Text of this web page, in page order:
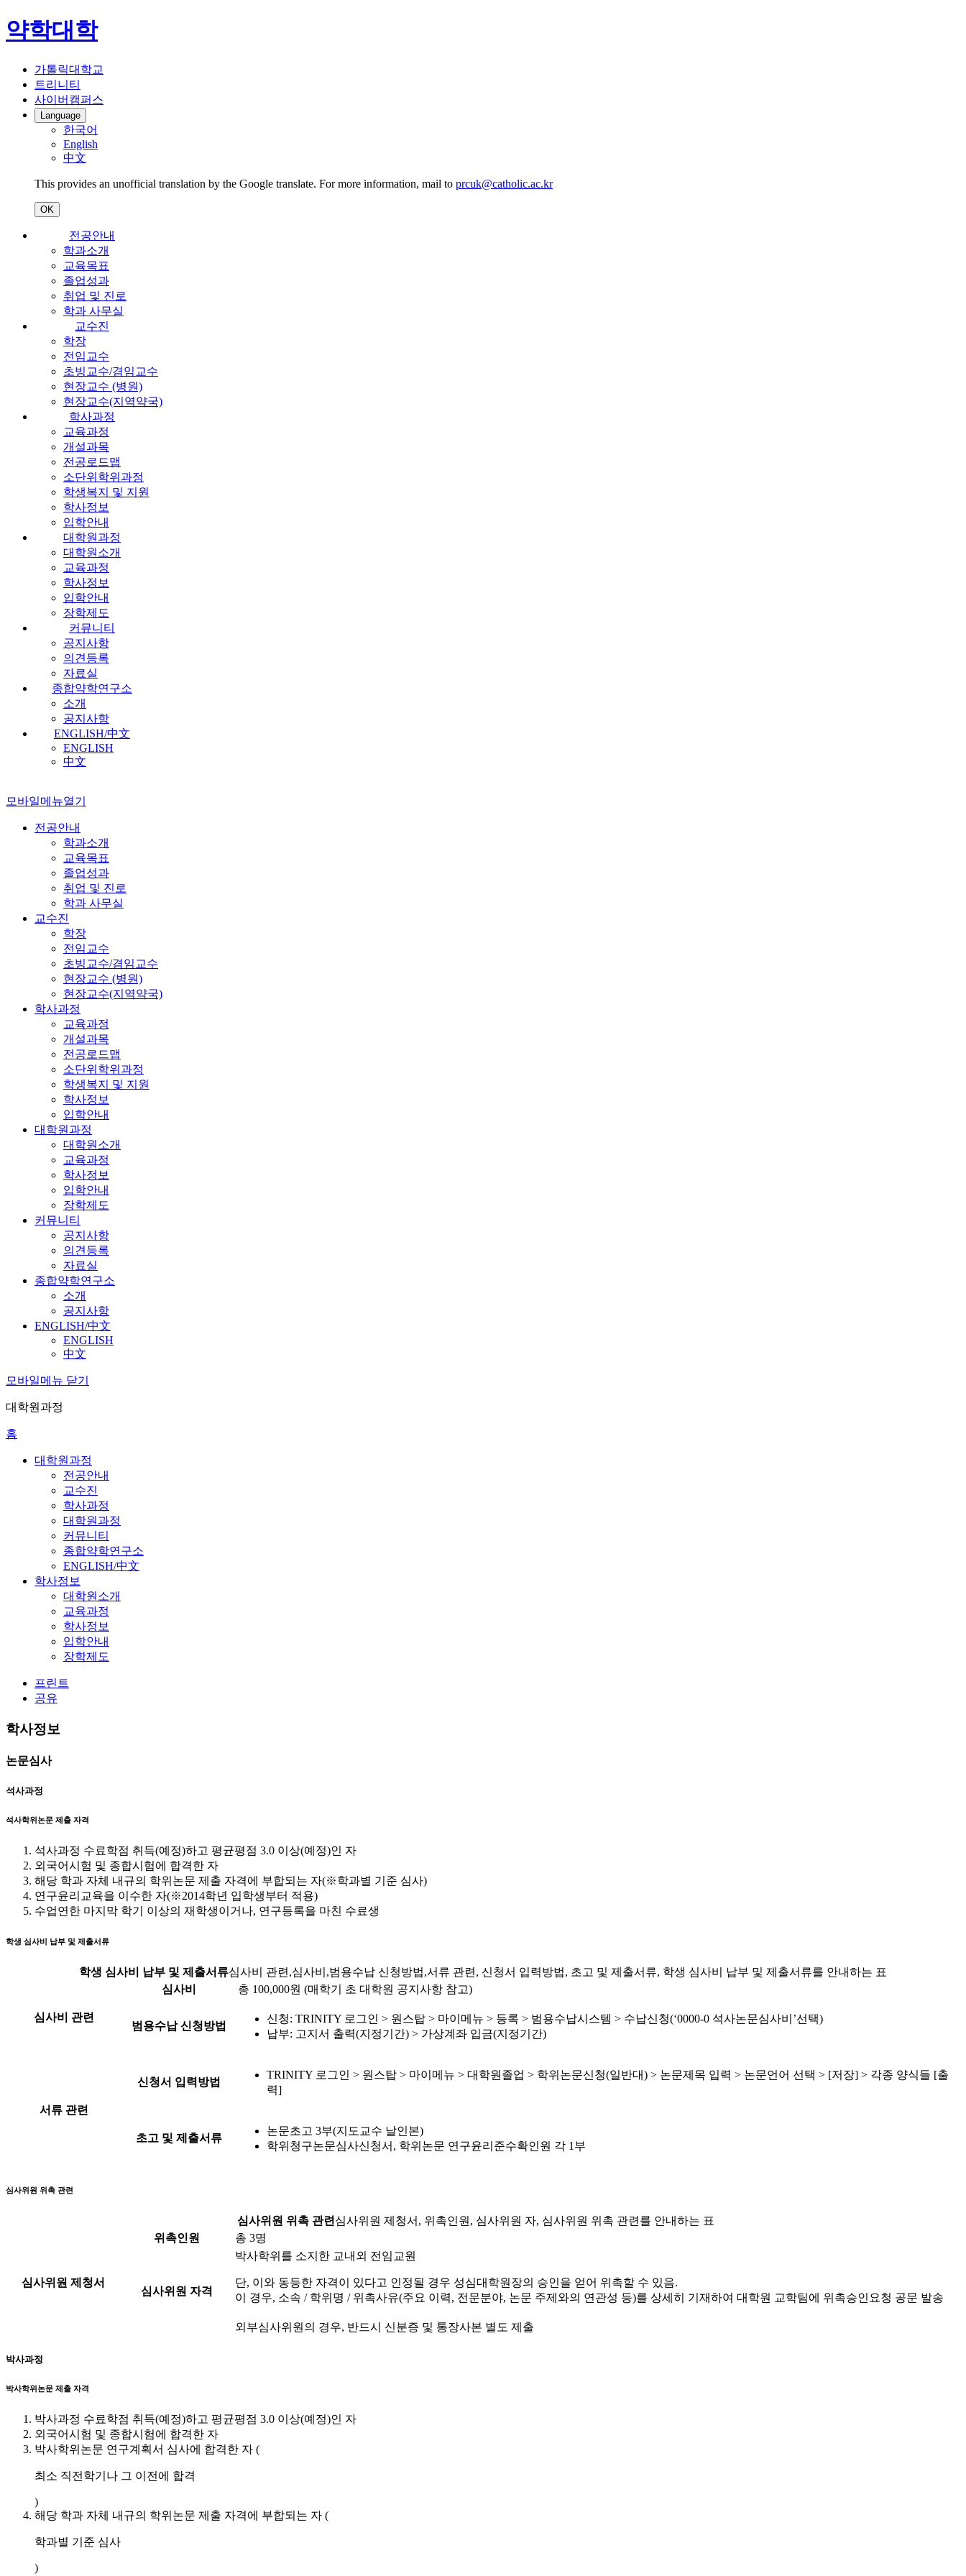
약학대학
가톨릭대학교
트리니티
사이버캠퍼스
Language
한국어
English
中文
This provides an unofficial translation by the Google translate. For more information, mail to prcuk@catholic.ac.kr
OK
전공안내
학과소개
교육목표
졸업성과
취업 및 진로
학과 사무실
교수진
학장
전임교수
초빙교수/겸임교수
현장교수 (병원)
현장교수(지역약국)
학사과정
교육과정
개설과목
전공로드맵
소단위학위과정
학생복지 및 지원
학사정보
입학안내
대학원과정
대학원소개
교육과정
학사정보
입학안내
장학제도
커뮤니티
공지사항
의견등록
자료실
종합약학연구소
소개
공지사항
ENGLISH/中文
ENGLISH
中文
모바일메뉴열기
전공안내
학과소개
교육목표
졸업성과
취업 및 진로
학과 사무실
교수진
학장
전임교수
초빙교수/겸임교수
현장교수 (병원)
현장교수(지역약국)
학사과정
교육과정
개설과목
전공로드맵
소단위학위과정
학생복지 및 지원
학사정보
입학안내
대학원과정
대학원소개
교육과정
학사정보
입학안내
장학제도
커뮤니티
공지사항
의견등록
자료실
종합약학연구소
소개
공지사항
ENGLISH/中文
ENGLISH
中文
모바일메뉴 닫기
대학원과정
홈
대학원과정
전공안내
교수진
학사과정
대학원과정
커뮤니티
종합약학연구소
ENGLISH/中文
학사정보
대학원소개
교육과정
학사정보
입학안내
장학제도
프린트
공유
학사정보
논문심사
석사과정
석사학위논문 제출 자격
석사과정 수료학점 취득(예정)하고 평균평점 3.0 이상(예정)인 자
외국어시험 및 종합시험에 합격한 자
해당 학과 자체 내규의 학위논문 제출 자격에 부합되는 자(※학과별 기준 심사)
연구윤리교육을 이수한 자(※2014학년 입학생부터 적용)
수업연한 마지막 학기 이상의 재학생이거나, 연구등록을 마친 수료생
학생 심사비 납부 및 제출서류
학생 심사비 납부 및 제출서류심사비 관련,심사비,범용수납 신청방법,서류 관련, 신청서 입력방법, 초고 및 제출서류, 학생 심사비 납부 및 제출서류를 안내하는 표
심사비 관련
심사비 총 100,000원 (매학기 초 대학원 공지사항 참고)
범용수납 신청방법
신청: TRINITY 로그인 > 원스탑 > 마이메뉴 > 등록 > 범용수납시스템 > 수납신청(‘0000-0 석사논문심사비’선택)
납부: 고지서 출력(지정기간) > 가상계좌 입금(지정기간)
서류 관련
신청서 입력방법
TRINITY 로그인 > 원스탑 > 마이메뉴 > 대학원졸업 > 학위논문신청(일반대) > 논문제목 입력 > 논문언어 선택 > [저장] > 각종 양식들 [출
력]
초고 및 제출서류
논문초고 3부(지도교수 날인본)
학위청구논문심사신청서, 학위논문 연구윤리준수확인원 각 1부
심사위원 위촉 관련
심사위원 위촉 관련 심사위원 제청서, 위촉인원, 심사위원 자, 심사위원 위촉 관련를 안내하는 표
심사위원 제청서
위촉인원 총 3명
심사위원 자격
박사학위를 소지한 교내외 전임교원
단, 이와 동등한 자격이 있다고 인정될 경우 성심대학원장의 승인을 얻어 위촉할 수 있음.
이 경우, 소속 / 학위명 / 위촉사유(주요 이력, 전문분야, 논문 주제와의 연관성 등)를 상세히 기재하여 대학원 교학팀에 위촉승인요청 공문 발송
외부심사위원의 경우, 반드시 신분증 및 통장사본 별도 제출
박사과정
박사학위논문 제출 자격
박사과정 수료학점 취득(예정)하고 평균평점 3.0 이상(예정)인 자
외국어시험 및 종합시험에 합격한 자
박사학위논문 연구계획서 심사에 합격한 자 (
최소 직전학기나 그 이전에 합격
)
해당 학과 자체 내규의 학위논문 제출 자격에 부합되는 자 (
학과별 기준 심사
)